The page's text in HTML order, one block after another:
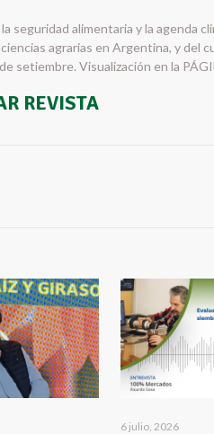
seguridad alimentaria y la agenda
agrarias en Argentina, y del
setiembre. Visualización en la
REVISTA
6 julio, 2026